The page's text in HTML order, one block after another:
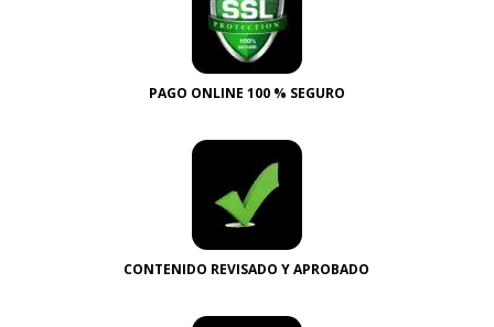
PAGO ONLINE 100 % SEGURO
CONTENIDO REVISADO Y APROBADO